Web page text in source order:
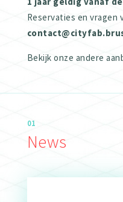
Reservaties en vragen
Bekijk onze andere
01
News